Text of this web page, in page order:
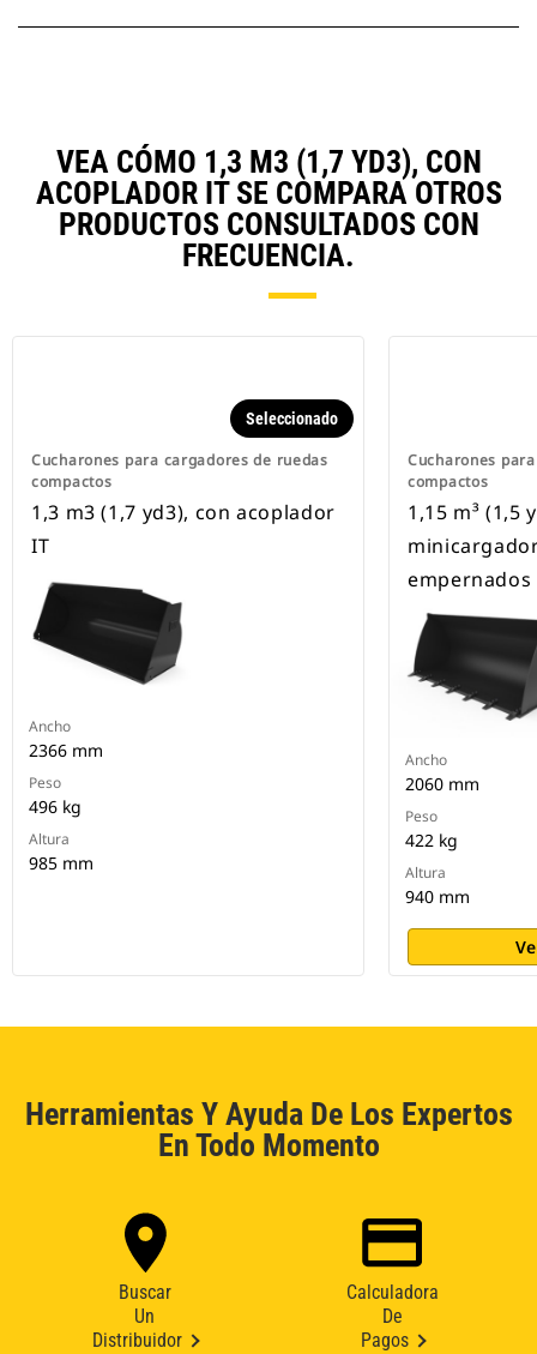
VEA CÓMO 1,3 M3 (1,7 YD3), CON
ACOPLADOR IT SE COMPARA OTROS
PRODUCTOS CONSULTADOS CON
FRECUENCIA.
Cucharones para cargadores de ruedas
compactos
Seleccionado
1,3 m3 (1,7 yd3), con acoplador
IT
Ancho
2366 mm
Peso
496 kg
Altura
985 mm
Cucharones
compactos
1,15 m³ (1,5
empernados
Ancho
2060 mm
Peso
422 kg
Altura
940 mm
Herramientas Y Ayuda De Los Expertos
En Todo Momento
Buscar
Un
Distribuidor
Calculadora
De
Pagos